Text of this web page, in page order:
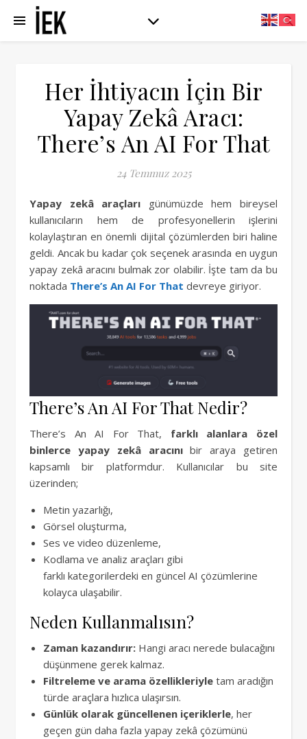
Her İhtiyacın İçin Bir
Yapay Zekâ Aracı:
There’s An AI For That
24 Temmuz 2025
Yapay zekâ araçları günümüzde hem bireysel
kullanıcıların hem de profesyonellerin işlerini
kolaylaştıran en önemli dijital çözümlerden biri haline
geldi. Ancak bu kadar çok seçenek arasında en uygun
yapay zekâ aracını bulmak zor olabilir. İşte tam da bu
noktada There’s An AI For That devreye giriyor.
There’s An AI For That Nedir?
There’s An AI For That, farklı alanlara özel
binlerce yapay zekâ aracınıbir araya getiren
kapsamlı bir platformdur. Kullanıcılar bu site
üzerinden;
Metin yazarlığı,
Görsel oluşturma,
Ses ve video düzenleme,
Kodlama ve analiz araçları gibi
farklı kategorilerdeki en güncel AI çözümlerine
kolayca ulaşabilir.
Neden Kullanmalısın?
Zaman kazandırır: Hangi aracı nerede bulacağını
düşünmene gerek kalmaz.
Filtreleme ve arama özellikleriyle tam aradığın
türde araçlara hızlıca ulaşırsın.
Günlük olarak güncellenen içeriklerle, her
geçen gün daha fazla yapay zekâ çözümünü